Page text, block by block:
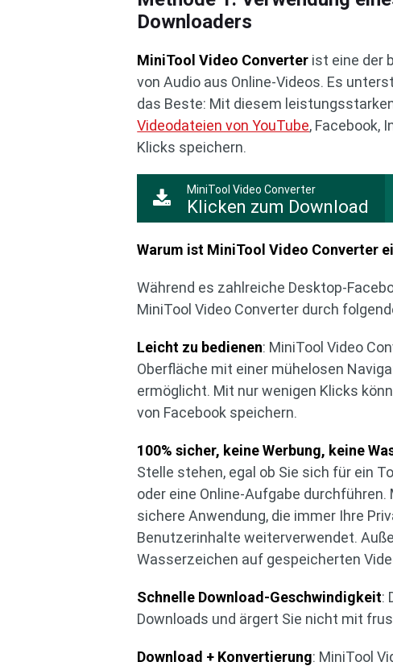
Downloaders
MiniTool Video Converter ist eine der
von Audio aus Online-Videos. Es
das Beste: Mit diesem
Videodateien von YouTube, Facebook,
Klicks speichern.
MiniTool Video Converter
Klicken zum Download
Warum ist MiniTool Video Converter
Während es zahlreiche Desktop-
MiniTool Video Converter durch
Leicht zu bedienen: MiniTool Video
Oberfläche mit einer mühelosen
ermöglicht. Mit nur wenigen Klicks
von Facebook speichern.
100% sicher, keine Werbung, keine
Stelle stehen, egal ob Sie sich für ein
oder eine Online-Aufgabe
sichere Anwendung, die immer Ihre
Benutzerinhalte weiterverwendet.
Wasserzeichen auf gespeicherten
Schnelle Download-Geschwindigkeit:
Downloads und ärgert Sie nicht mit
Download + Konvertierung: MiniTool